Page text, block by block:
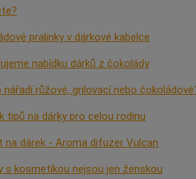
pralinky v dárkové kabelce
nabídku dárků z čokolády
nářadí růžové, grilovací nebo
tipů na dárky pro celou rodinu
na dárek - Aroma difuzer Vulcan
s kosmetikou nejsou jen ženskou